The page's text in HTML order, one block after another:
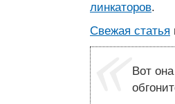
линкаторов.
Свежая статья
Вот